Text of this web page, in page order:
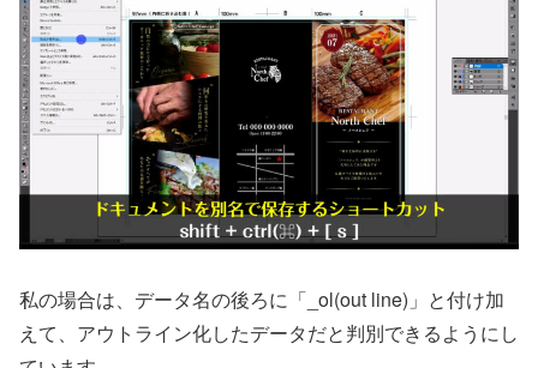
私の場合は、データ名の後ろに「_ol(out line)」と付け加
えて、アウトライン化したデータだと判別できるようにし